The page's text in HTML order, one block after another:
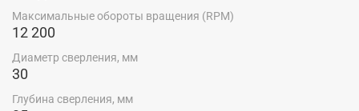
Максимальные обороты вращения (RPM)
12 200
Диаметр сверления, мм
30
Глубина сверления, мм